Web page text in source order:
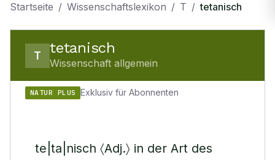
Startseite / Wissenschaftslexikon / T / tetanisch
T tetanisch
Wissenschaft allgemein
NATUR PLUS Exklusiv für Abonnenten
te|ta|nisch 〈Adj.〉 in der Art des